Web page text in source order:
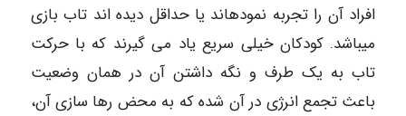
افراد آن را تجربه نمودهاند یا حداقل دیده اند تاب بازی
میباشد. کودکان خیلی سریع یاد می گیرند که با حرکت
تاب به یک طرف و نگه داشتن آن در همان وضعیت
باعث تجمع انرژی در آن شده که به محض رها سازی آن،